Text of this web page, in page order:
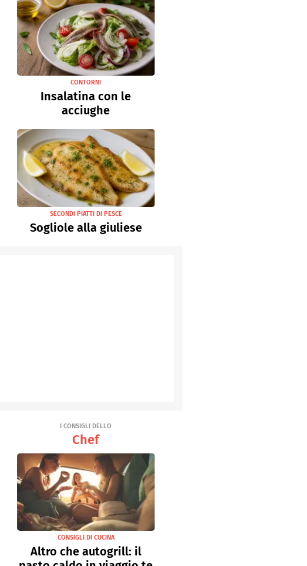
CONTORNI
Insalatina con le
acciughe
SECONDI PIATTI DI PESCE
Sogliole alla giuliese
I CONSIGLI DELLO
Chef
CONSIGLI DI CUCINA
Altro che autogrill: il